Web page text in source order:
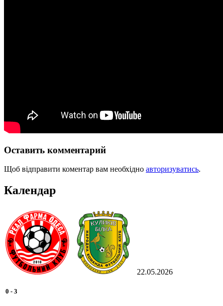
Оставить комментарий
Щоб відправити коментар вам необхідно авторизуватись.
Календар
22.05.2026
0 - 3